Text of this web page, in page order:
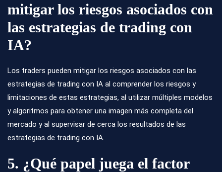
mitigar los riesgos asociados con
las estrategias de trading con
IA?
Los traders pueden mitigar los riesgos asociados con las
estrategias de trading con IA al comprender los riesgos y
limitaciones de estas estrategias, al utilizar múltiples modelos
y algoritmos para obtener una imagen más completa del
mercado y al supervisar de cerca los resultados de las
estrategias de trading con IA.
5. ¿Qué papel juega el factor